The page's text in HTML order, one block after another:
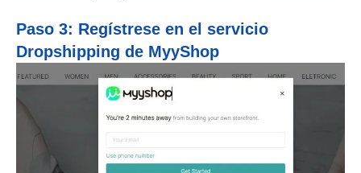
Paso 3: Regístrese en el servicio
Dropshipping de MyyShop